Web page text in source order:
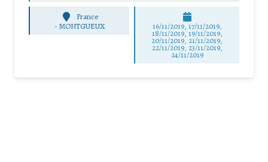
France
- MONTGUEUX 16/11/2019, 17/11/2019,
18/11/2019, 19/11/2019,
20/11/2019, 21/11/2019,
22/11/2019, 23/11/2019,
24/11/2019